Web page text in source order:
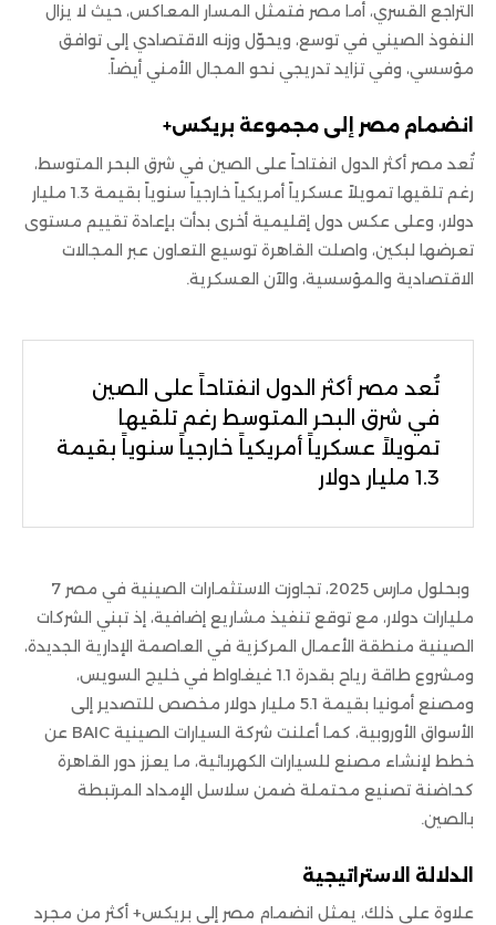
التراجع القسري، أما مصر فتمثل المسار المعاكس، حيث لا يزال
النفوذ الصيني في توسع، ويحوّل وزنه الاقتصادي إلى توافق
مؤسسي، وفي تزايد تدريجي نحو المجال الأمني أيضاً.
انضمام مصر إلى مجموعة بريكس+
تُعد مصر أكثر الدول انفتاحاً على الصين في شرق البحر المتوسط،
رغم تلقيها تمويلاً عسكرياً أمريكياً خارجياً سنوياً بقيمة 1.3 مليار
دولار، وعلى عكس دول إقليمية أخرى بدأت بإعادة تقييم مستوى
تعرضها لبكين، واصلت القاهرة توسيع التعاون عبر المجالات
الاقتصادية والمؤسسية، والآن العسكرية.
تُعد مصر أكثر الدول انفتاحاً على الصين
في شرق البحر المتوسط رغم تلقيها
تمويلاً عسكرياً أمريكياً خارجياً سنوياً بقيمة
1.3 مليار دولار
وبحلول مارس 2025، تجاوزت الاستثمارات الصينية في مصر 7
مليارات دولار، مع توقع تنفيذ مشاريع إضافية، إذ تبني الشركات
الصينية منطقة الأعمال المركزية في العاصمة الإدارية الجديدة،
ومشروع طاقة رياح بقدرة 1.1 غيغاواط في خليج السويس،
ومصنع أمونيا بقيمة 5.1 مليار دولار مخصص للتصدير إلى
الأسواق الأوروبية، كما أعلنت شركة السيارات الصينية BAIC عن
خطط لإنشاء مصنع للسيارات الكهربائية، ما يعزز دور القاهرة
كحاضنة تصنيع محتملة ضمن سلاسل الإمداد المرتبطة
بالصين.
الدلالة الاستراتيجية
علاوة على ذلك، يمثل انضمام مصر إلى بريكس+ أكثر من مجرد